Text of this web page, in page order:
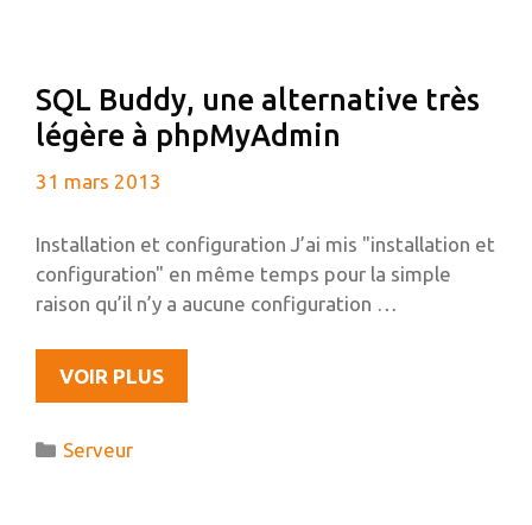
SQL Buddy, une alternative très
légère à phpMyAdmin
31 mars 2013
Installation et configuration J’ai mis "installation et
configuration" en même temps pour la simple
raison qu’il n’y a aucune configuration …
VOIR PLUSSQL
BUDDY,
Catégories
Serveur